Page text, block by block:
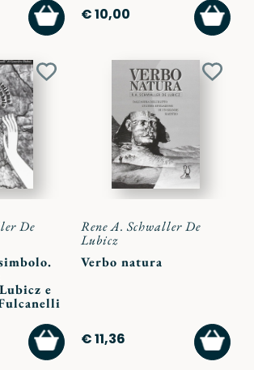
AGGIUNGI
AL
CARRELLO
€ 10,00
AL
Aggiungi
De
e
AGGIUNGI
AL
CARRELLO
Rene A. Schwaller De
Lubicz
Verbo natura
€ 11,36
AL